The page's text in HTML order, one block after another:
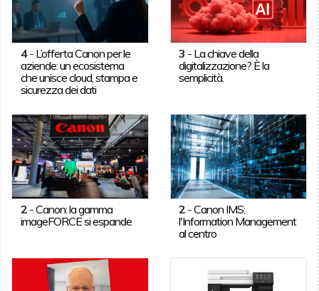
4- L’offerta Canon per le
aziende: un ecosistema
che unisce cloud, stampa e
sicurezza dei dati
3 - La chiave della
digitalizzazione? È la
semplicità.
2-Canon: la gamma
imageFORCE si espande
2 -Canon IMS:
l'Information Management
al centro